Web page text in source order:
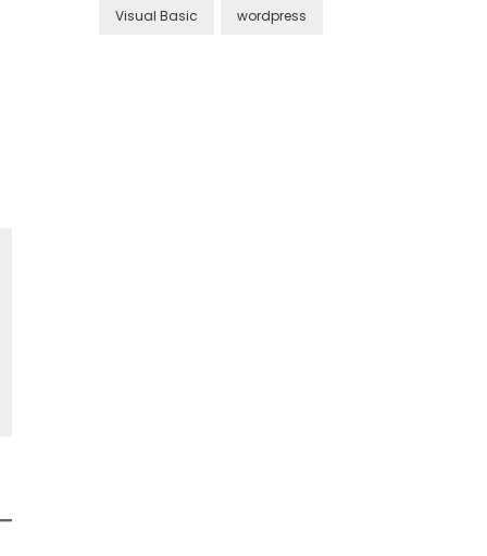
Visual Basic wordpress